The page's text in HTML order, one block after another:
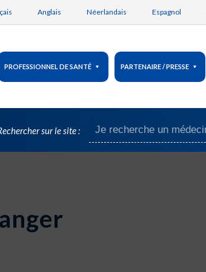
Anglais Néerlandais Espagnol
PROFESSIONNEL DE SANTÉ PARTENAIRE / PRESSE
sur le site :